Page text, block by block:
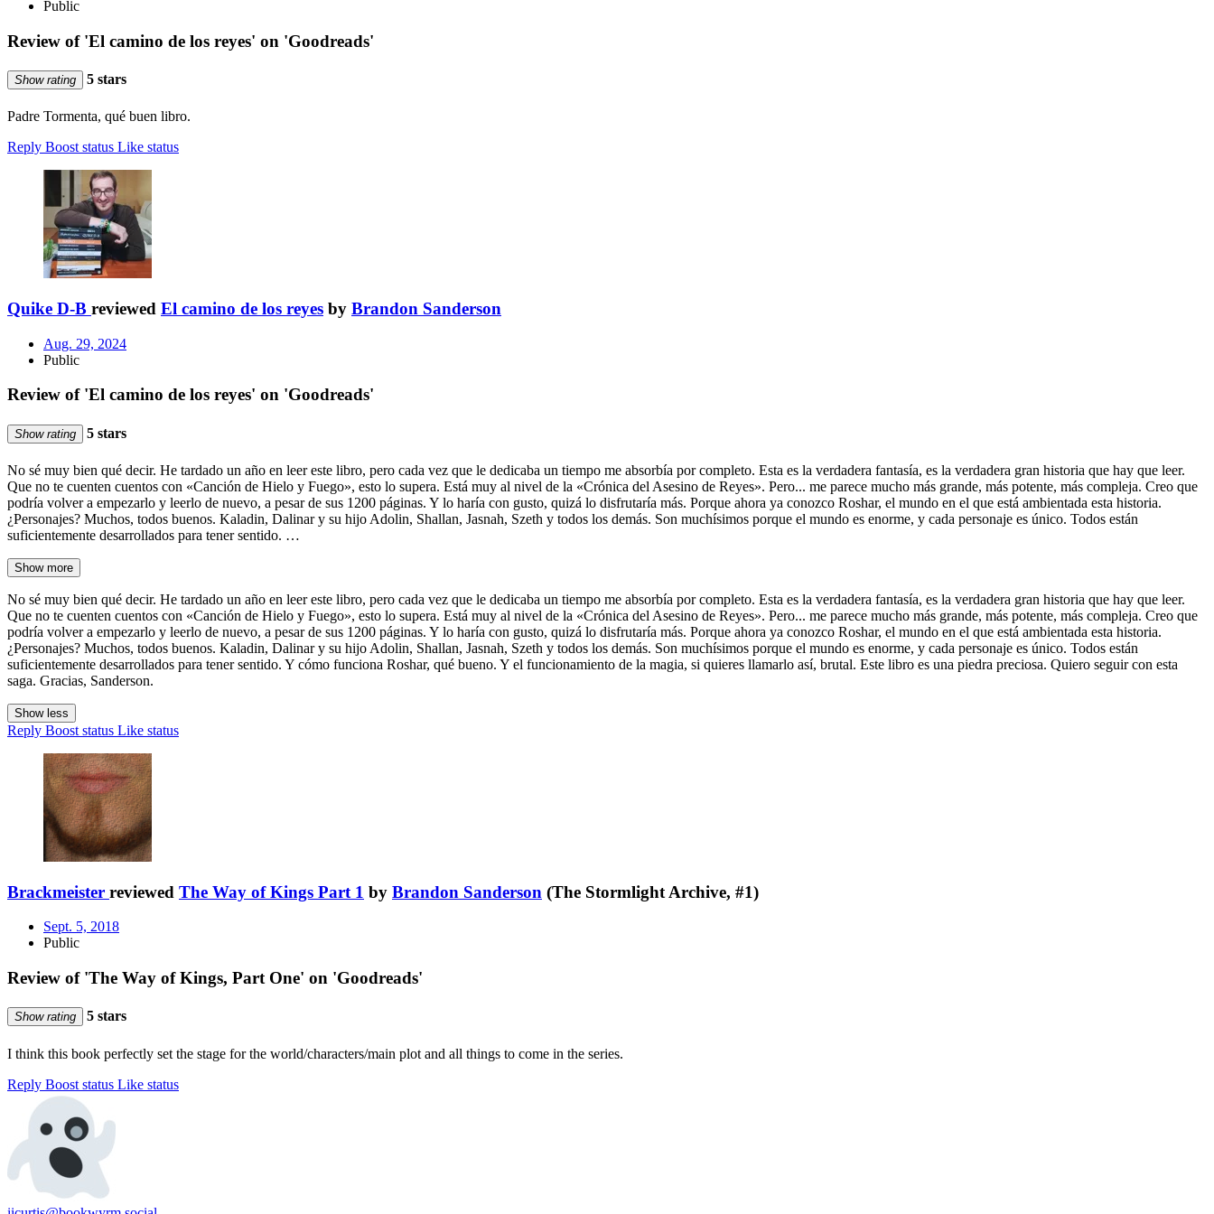
Public
Review of 'El camino de los reyes' on 'Goodreads'
Show rating 5 stars
Padre Tormenta, qué buen libro.
Reply Boost status Like status
Quike D-B reviewed El camino de los reyes by Brandon Sanderson
Aug. 29, 2024
Public
Review of 'El camino de los reyes' on 'Goodreads'
Show rating 5 stars
No sé muy bien qué decir. He tardado un año en leer este libro, pero cada vez que le dedicaba un tiempo me absorbía por completo. Esta es la verdadera fantasía, es la verdadera gran historia que hay que leer.
Que no te cuenten cuentos con «Canción de Hielo y Fuego», esto lo supera. Está muy al nivel de la «Crónica del Asesino de Reyes». Pero... me parece mucho más grande, más potente, más compleja. Creo que
podría volver a empezarlo y leerlo de nuevo, a pesar de sus 1200 páginas. Y lo haría con gusto, quizá lo disfrutaría más. Porque ahora ya conozco Roshar, el mundo en el que está ambientada esta historia.
¿Personajes? Muchos, todos buenos. Kaladin, Dalinar y su hijo Adolin, Shallan, Jasnah, Szeth y todos los demás. Son muchísimos porque el mundo es enorme, y cada personaje es único. Todos están
suficientemente desarrollados para tener sentido. …
Show more
No sé muy bien qué decir. He tardado un año en leer este libro, pero cada vez que le dedicaba un tiempo me absorbía por completo. Esta es la verdadera fantasía, es la verdadera gran historia que hay que leer.
Que no te cuenten cuentos con «Canción de Hielo y Fuego», esto lo supera. Está muy al nivel de la «Crónica del Asesino de Reyes». Pero... me parece mucho más grande, más potente, más compleja. Creo que
podría volver a empezarlo y leerlo de nuevo, a pesar de sus 1200 páginas. Y lo haría con gusto, quizá lo disfrutaría más. Porque ahora ya conozco Roshar, el mundo en el que está ambientada esta historia.
¿Personajes? Muchos, todos buenos. Kaladin, Dalinar y su hijo Adolin, Shallan, Jasnah, Szeth y todos los demás. Son muchísimos porque el mundo es enorme, y cada personaje es único. Todos están
suficientemente desarrollados para tener sentido. Y cómo funciona Roshar, qué bueno. Y el funcionamiento de la magia, si quieres llamarlo así, brutal. Este libro es una piedra preciosa. Quiero seguir con esta
saga. Gracias, Sanderson.
Show less
Reply Boost status Like status
Brackmeister reviewed The Way of Kings Part 1 by Brandon Sanderson (The Stormlight Archive, #1)
Sept. 5, 2018
Public
Review of 'The Way of Kings, Part One' on 'Goodreads'
Show rating 5 stars
I think this book perfectly set the stage for the world/characters/main plot and all things to come in the series.
Reply Boost status Like status